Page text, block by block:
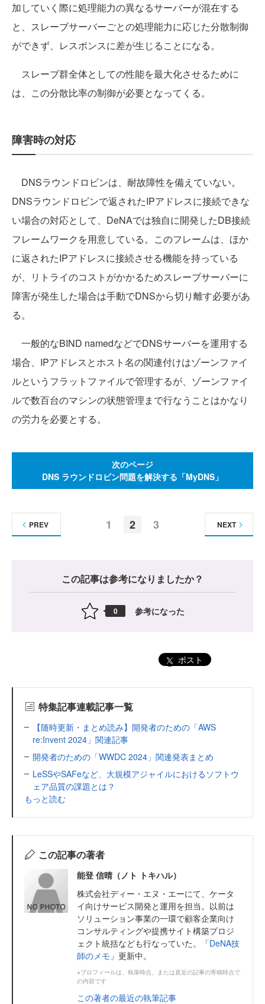
加していく際に処理能力の異なるサーバーが混在する
と、スレーブサーバーごとの処理能力に応じた分散制御
ができず、レスポンスに差が生じることになる。
スレーブ群全体としての性能を最大化させるために
は、この分散比率の制御が必要となってくる。
障害時の対応
DNSラウンドロビンは、耐故障性を備えていない。
DNSラウンドロビンで返されたIPアドレスに接続できな
い場合の対応として、DeNAでは独自に開発したDB接続
フレームワークを用意している。このフレームは、ほか
に返されたIPアドレスに接続させる機能を持っている
が、リトライのコストがかかるためスレーブサーバーに
障害が発生した場合は手動でDNSから切り離す必要があ
る。
一般的なBIND namedなどでDNSサーバーを運用する
場合、IPアドレスとホスト名の関連付けはゾーンファイ
ルというフラットファイルで管理するが、ゾーンファイ
ルで数百台のマシンの状態管理まで行なうことはかなり
の労力を必要とする。
次のページ
DNS ラウンドロビン問題を解決する「MyDNS」
1 2 3
PREV NEXT
この記事は参考になりましたか？
0 参考になった
ポスト
特集記事連載記事一覧
【随時更新・まとめ読み】開発者のための「AWS
re:Invent 2024」関連記事
開発者のための「WWDC 2024」関連発表まとめ
LeSSやSAFeなど、大規模アジャイルにおけるソフトウ
ェア品質の課題とは？
もっと読む
この記事の著者
能登 信晴（ノト トキハル）
株式会社ディー・エヌ・エーにて、ケータ
イ向けサービス開発と運用を担当。以前は
ソリューション事業の一環で顧客企業向け
コンサルティングや提携サイト構築プロジ
ェクト統括なども行なっていた。「DeNA技
師のメモ 」更新中。
※プロフィールは、執筆時点、または直近の記事の寄稿時点で
の内容です
この著者の最近の執筆記事